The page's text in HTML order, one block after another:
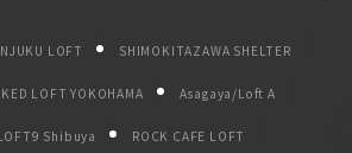
LOFT SHIMOKITAZAWA SHELTER
LOFT YOKOHAMA Asagaya/Loft A
Shibuya ROCK CAFE LOFT